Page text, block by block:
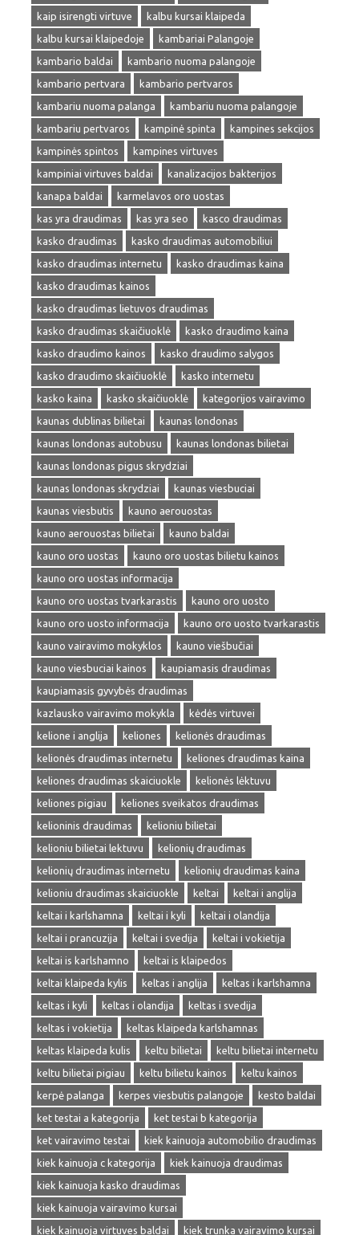
kaip isirengti virtuve
kalbu kursai klaipeda
kalbu kursai klaipedoje
kambariai Palangoje
kambario baldai
kambario nuoma palangoje
kambario pertvara
kambario pertvaros
kambariu nuoma palanga
kambariu nuoma palangoje
kambariu pertvaros
kampinė spinta
kampines sekcijos
kampinės spintos
kampines virtuves
kampiniai virtuves baldai
kanalizacijos bakterijos
kanapa baldai
karmelavos oro uostas
kas yra draudimas
kas yra seo
kasco draudimas
kasko draudimas
kasko draudimas automobiliui
kasko draudimas internetu
kasko draudimas kaina
kasko draudimas kainos
kasko draudimas lietuvos draudimas
kasko draudimas skaičiuoklė
kasko draudimo kaina
kasko draudimo kainos
kasko draudimo salygos
kasko draudimo skaičiuoklė
kasko internetu
kasko kaina
kasko skaičiuoklė
kategorijos vairavimo
kaunas dublinas bilietai
kaunas londonas
kaunas londonas autobusu
kaunas londonas bilietai
kaunas londonas pigus skrydziai
kaunas londonas skrydziai
kaunas viesbuciai
kaunas viesbutis
kauno aerouostas
kauno aerouostas bilietai
kauno baldai
kauno oro uostas
kauno oro uostas bilietu kainos
kauno oro uostas informacija
kauno oro uostas tvarkarastis
kauno oro uosto
kauno oro uosto informacija
kauno oro uosto tvarkarastis
kauno vairavimo mokyklos
kauno viešbučiai
kauno viesbuciai kainos
kaupiamasis draudimas
kaupiamasis gyvybės draudimas
kazlausko vairavimo mokykla
kėdės virtuvei
kelione i anglija
keliones
kelionės draudimas
kelionės draudimas internetu
keliones draudimas kaina
keliones draudimas skaiciuokle
kelionės lėktuvu
keliones pigiau
keliones sveikatos draudimas
kelioninis draudimas
kelioniu bilietai
kelioniu bilietai lektuvu
kelionių draudimas
kelionių draudimas internetu
kelionių draudimas kaina
kelioniu draudimas skaiciuokle
keltai
keltai i anglija
keltai i karlshamna
keltai i kyli
keltai i olandija
keltai i prancuzija
keltai i svedija
keltai i vokietija
keltai is karlshamno
keltai is klaipedos
keltai klaipeda kylis
keltas i anglija
keltas i karlshamna
keltas i kyli
keltas i olandija
keltas i svedija
keltas i vokietija
keltas klaipeda karlshamnas
keltas klaipeda kulis
keltu bilietai
keltu bilietai internetu
keltu bilietai pigiau
keltu bilietu kainos
keltu kainos
kerpė palanga
kerpes viesbutis palangoje
kesto baldai
ket testai a kategorija
ket testai b kategorija
ket vairavimo testai
kiek kainuoja automobilio draudimas
kiek kainuoja c kategorija
kiek kainuoja draudimas
kiek kainuoja kasko draudimas
kiek kainuoja vairavimo kursai
kiek kainuoja virtuves baldai
kiek trunka vairavimo kursai